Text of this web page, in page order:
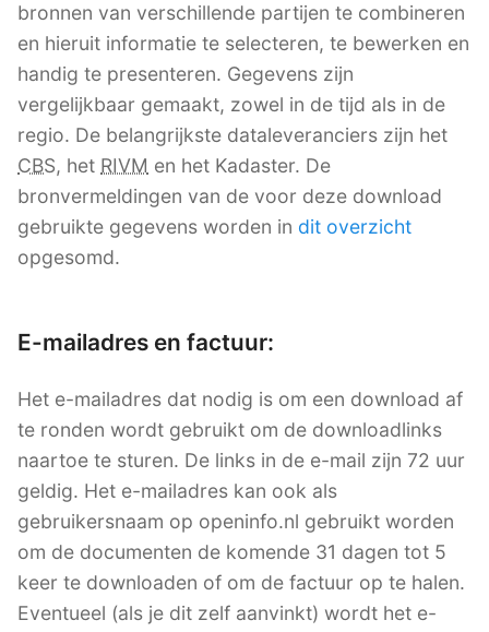
bronnen van verschillende partijen te combineren
en hieruit informatie te selecteren, te bewerken en
handig te presenteren. Gegevens zijn
vergelijkbaar gemaakt, zowel in de tijd als in de
regio. De belangrijkste dataleveranciers zijn het
CBS, het RIVM en het Kadaster. De
bronvermeldingen van de voor deze download
gebruikte gegevens worden in dit overzicht
opgesomd.
E-mailadres en factuur:
Het e-mailadres dat nodig is om een download af
te ronden wordt gebruikt om de downloadlinks
naartoe te sturen. De links in de e-mail zijn 72 uur
geldig. Het e-mailadres kan ook als
gebruikersnaam op openinfo.nl gebruikt worden
om de documenten de komende 31 dagen tot 5
keer te downloaden of om de factuur op te halen.
Eventueel (als je dit zelf aanvinkt) wordt het e-